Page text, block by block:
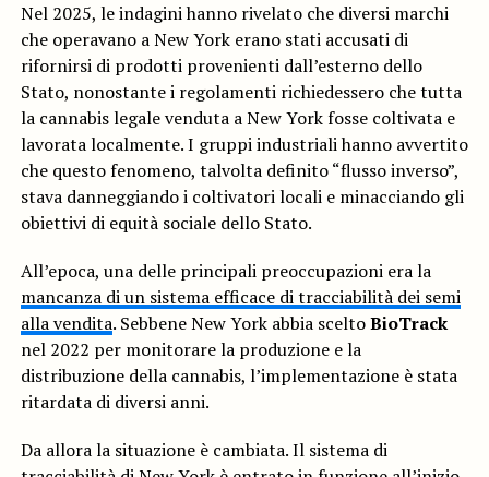
Nel 2025, le indagini hanno rivelato che diversi marchi
che operavano a New York erano stati accusati di
rifornirsi di prodotti provenienti dall’esterno dello
Stato, nonostante i regolamenti richiedessero che tutta
la cannabis legale venduta a New York fosse coltivata e
lavorata localmente. I gruppi industriali hanno avvertito
che questo fenomeno, talvolta definito “flusso inverso”,
stava danneggiando i coltivatori locali e minacciando gli
obiettivi di equità sociale dello Stato.
All’epoca, una delle principali preoccupazioni era la
mancanza di un sistema efficace di tracciabilità dei semi
alla vendita. Sebbene New York abbia sceltoBioTrack
nel 2022 per monitorare la produzione e la
distribuzione della cannabis, l’implementazione è stata
ritardata di diversi anni.
Da allora la situazione è cambiata. Il sistema di